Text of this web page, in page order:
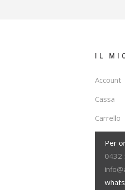
IL
Account
Cassa
Carrello
Per
0432